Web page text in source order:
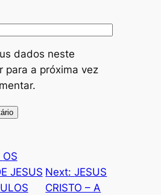
dados neste
para a próxima vez
OS
JESUS Next:JESUS
CRISTO – A